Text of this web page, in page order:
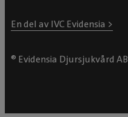
En del av IVC Evidensia >
® Evidensia Djursjukvård AB